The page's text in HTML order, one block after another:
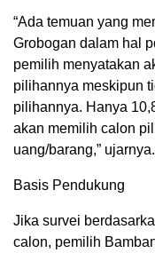
“Ada temuan yang
Grobogan dalam hal
pemilih menyatakan
pilihannya meskipun
pilihannya. Hanya
akan memilih calon
uang/barang,” ujarnya.
Basis Pendukung
Jika survei
calon, pemilih